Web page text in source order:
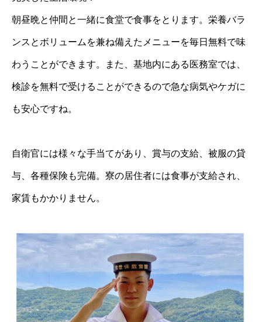
朝昼晩と仲間と一緒に食堂で食事をとります。栄養バラ
ンスとボリュームを兼ね備えたメニューを毎日無料で味
わうことができます。また、基地内にある医務室では、
検診を無料で受けることができるので急な病気やケガに
も安心ですね。
自衛官には様々な手当てがあり、賞与の支給、被服の貸
与、各種保険も完備。寮の居住者には食事が支給され、
家賃もかかりません。